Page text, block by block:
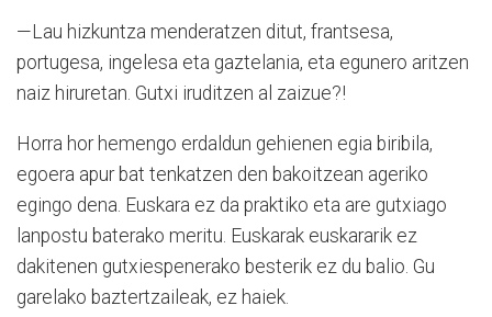
—Lau hizkuntza menderatzen ditut, frantsesa,
portugesa, ingelesa eta gaztelania, eta egunero aritzen
naiz hiruretan. Gutxi iruditzen al zaizue?!
Horra hor hemengo erdaldun gehienen egia biribila,
egoera apur bat tenkatzen den bakoitzean ageriko
egingo dena. Euskara ez da praktiko eta are gutxiago
lanpostu baterako meritu. Euskarak euskararik ez
dakitenen gutxiespenerako besterik ez du balio. Gu
garelako baztertzaileak, ez haiek.